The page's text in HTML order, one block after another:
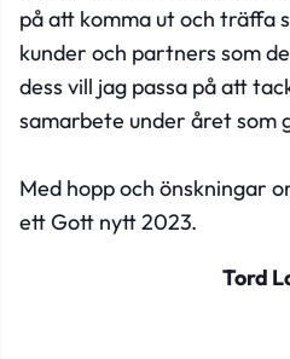
på att komma ut och träffa
kunder och partners som
dess vill jag passa på att
samarbete under året som
Med hopp och önskningar
ett Gott nytt 2023.
Tord